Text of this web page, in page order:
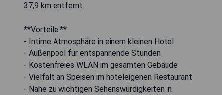
37,9 km entfernt.
**Vorteile:**
- Intime Atmosphäre in einem kleinen Hotel
- Außenpool für entspannende Stunden
- Kostenfreies WLAN im gesamten Gebäude
- Vielfalt an Speisen im hoteleigenen Restaurant
- Nahe zu wichtigen Sehenswürdigkeiten in